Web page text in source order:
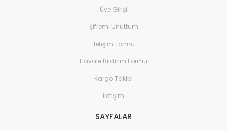
Üye Girişi
Şifremi Unuttum
İletişim Formu
Havale Bildirim Formu
Kargo Takibi
İletişim
SAYFALAR